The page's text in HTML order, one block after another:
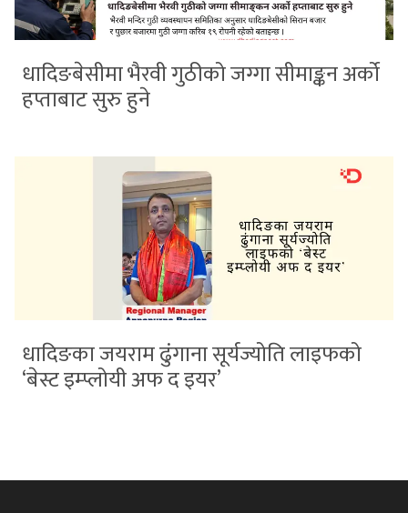
धादिङबेसीमा भैरवी गुठीको जग्गा सीमाङ्कन अर्को
हप्ताबाट सुरु हुने
धादिङका जयराम ढुंगाना सूर्यज्योति लाइफको
‘बेस्ट इम्प्लोयी अफ द इयर’